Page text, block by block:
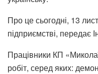
Про це сьогодні, 13
підприємстві, передає
Працівники КП
робіт, серед яких: